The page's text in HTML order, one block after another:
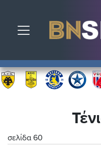
Toggle navigation
σελίδα 60